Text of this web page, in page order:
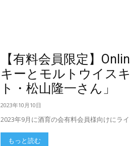
【有料会員限定】
キーとモルトウイス
ト・松山隆一さん」
2023年10月10日
2023年9月に酒育の会有料会員様向けにラ
もっと読む